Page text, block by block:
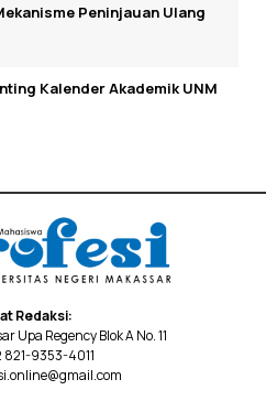
Peninjauan Ulang
Kalender Akademik UNM
Redaksi:
Upa Regency Blok A No. 11
821-9353-4011